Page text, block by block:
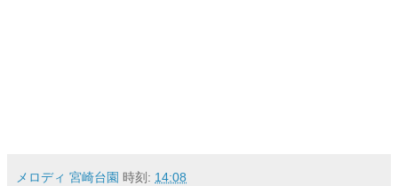
メロディ 宮崎台園 時刻: 14:08